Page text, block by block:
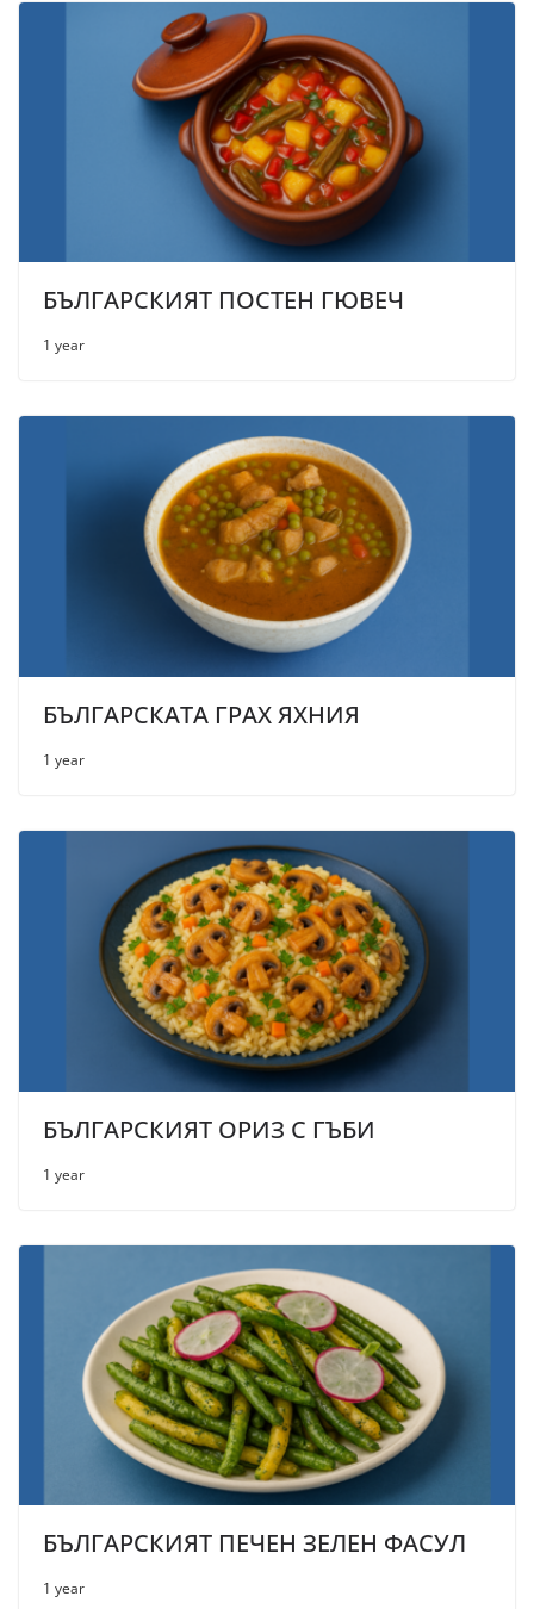
БЪЛГАРСКИЯТ ПОСТЕН ГЮВЕЧ
1 year
БЪЛГАРСКАТА ГРАХ ЯХНИЯ
1 year
БЪЛГАРСКИЯТ ОРИЗ С ГЪБИ
1 year
БЪЛГАРСКИЯТ ПЕЧЕН ЗЕЛЕН ФАСУЛ
1 year